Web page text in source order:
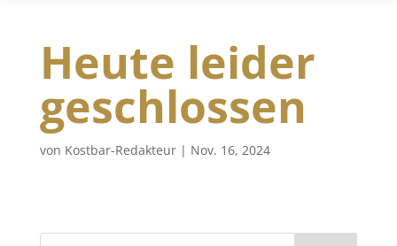
Heute leider
geschlossen
von Kostbar-Redakteur| Nov. 16, 2024